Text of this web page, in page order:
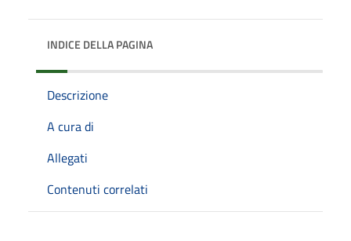
INDICE DELLA PAGINA
Descrizione
A cura di
Allegati
Contenuti correlati